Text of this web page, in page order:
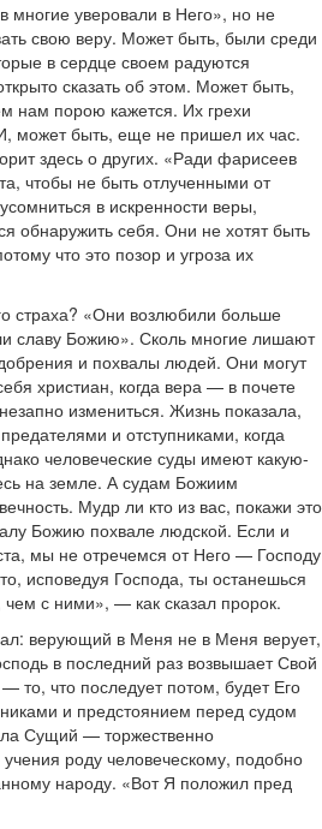
многие уверовали в Него», но не
свою веру. Может быть, были среди
в сердце своем радуются
сказать об этом. Может быть,
нам порою кажется. Их грехи
может быть, еще не пришел их час.
здесь о других. «Ради фарисеев
чтобы не быть отлученными от
в искренности веры,
обнаружить себя. Они не хотят быть
что это позор и угроза их
страха? «Они возлюбили больше
славу Божию». Сколь многие лишают
и похвалы людей. Они могут
христиан, когда вера — в почете
измениться. Жизнь показала,
и отступниками, когда
человеческие суды имеют какую-
на земле. А судам Божиим
Мудр ли кто из вас, покажи это
Божию похвале людской. Если и
мы не отречемся от Него — Господу
исповедуя Господа, ты останешься
с ними», — как сказал пророк.
верующий в Меня не в Меня верует,
в последний раз возвышает Свой
то, что последует потом, будет Его
и предстоянием перед судом
Сущий — торжественно
учения роду человеческому, подобно
народу. «Вот Я положил пред